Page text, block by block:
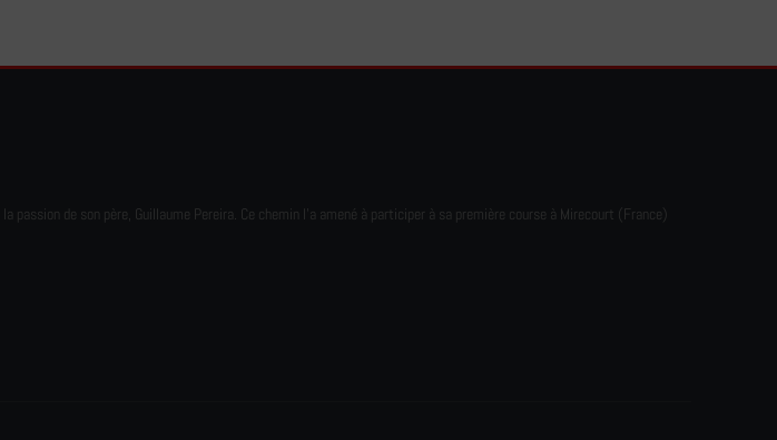
passion de son père, Guillaume Pereira. Ce chemin l'a amené à participer à sa première course à Mirecourt (France)